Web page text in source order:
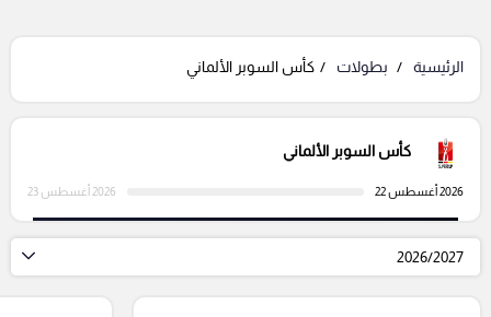
الرئيسية بطولات كأس السوبر الألماني
كأس السوبر الألماني
2026/2027
2026 أغسطس 22 2026 أغسطس 23